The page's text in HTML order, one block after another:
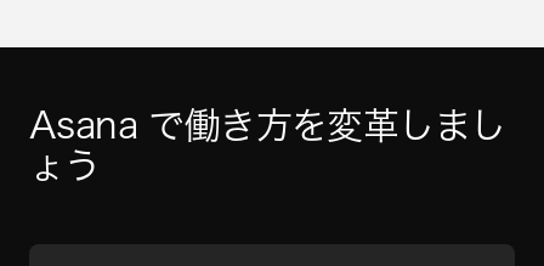
Asana で働き方を変革しまし
ょう